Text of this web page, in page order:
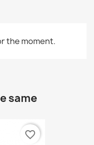
the moment.
same
favorite_border